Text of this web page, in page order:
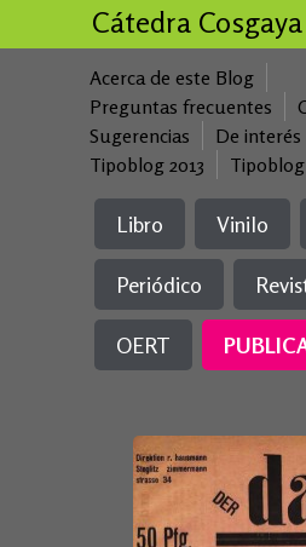
Cátedra Cosgaya
Acerca de este Blog
Preguntas frecuentes
Sugerencias
De interés
Tipoblog 2013
Libro Vinilo
Periódico
OERT